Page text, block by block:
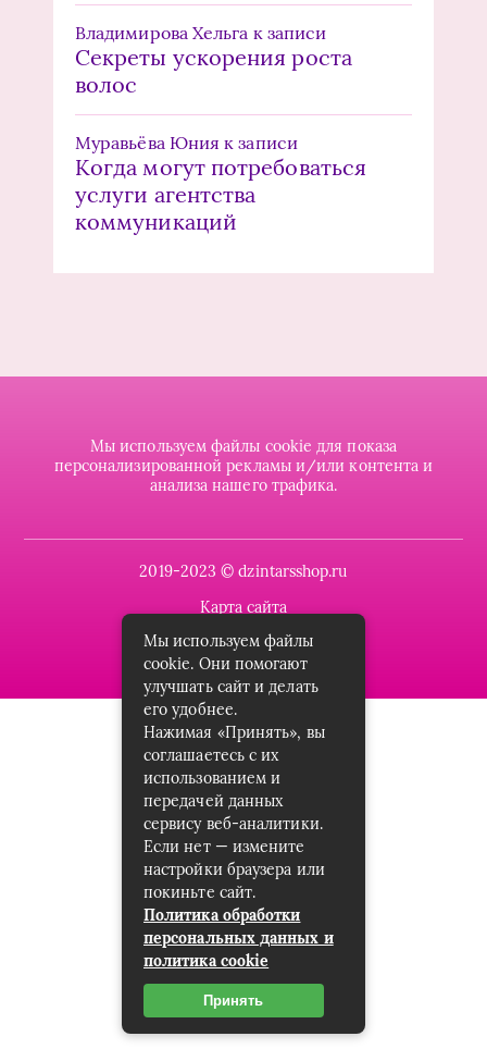
Владимирова Хельга к записи
Секреты ускорения роста
волос
Муравьёва Юния к записи
Когда могут потребоваться
услуги агентства
коммуникаций
Мы используем файлы cookie для показа
персонализированной рекламы и/или контента и
анализа нашего трафика.
2019-2023 © dzintarsshop.ru
Карта сайта
Пользовательское соглашение
Мы используем файлы
cookie. Они помогают
улучшать сайт и делать
его удобнее.
Нажимая «Принять», вы
соглашаетесь с их
использованием и
передачей данных
сервису веб-аналитики.
Если нет — измените
настройки браузера или
покиньте сайт.
Политика обработки
персональных данных и
политика cookie
Принять